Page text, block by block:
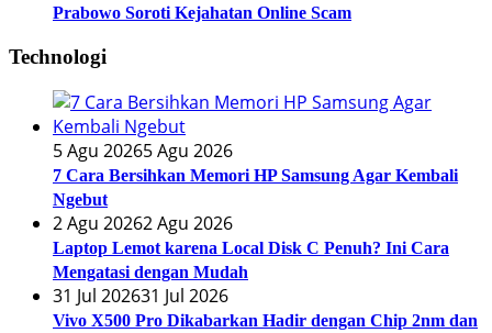
Prabowo Soroti Kejahatan Online Scam
Technologi
5 Agu 20265 Agu 2026
7 Cara Bersihkan Memori HP Samsung Agar Kembali
Ngebut
2 Agu 20262 Agu 2026
Laptop Lemot karena Local Disk C Penuh? Ini Cara
Mengatasi dengan Mudah
31 Jul 202631 Jul 2026
Vivo X500 Pro Dikabarkan Hadir dengan Chip 2nm dan